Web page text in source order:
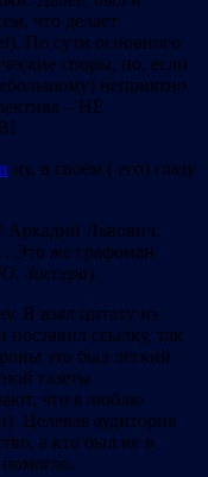
что делает
). По сути основного
споры, но, если
неприятно
– НЕ
ну, в своём ( его) глазу
! Аркадий Львович,
Это же графоман
Зиссера).
Я взял цитату из
поставил ссылку, так
это был лёгкий
газеты
что я люблю
Целевая аудитория
а кто был не в